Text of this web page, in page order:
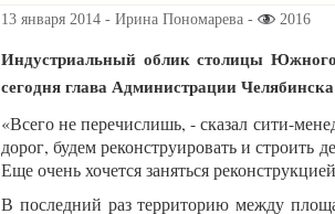
13 января 2014 - Ирина Пономарева - 2016
Индустриальный облик столицы
сегодня глава Администрации
«Всего не перечислишь, - сказал сити-
дорог, будем реконструировать и строить
Еще очень хочется заняться
В последний раз территорию между